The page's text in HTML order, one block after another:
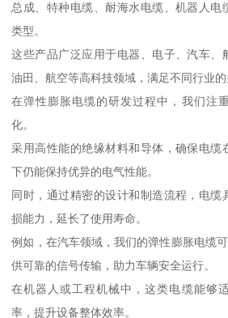
总成、特种电缆、耐海水电缆、机器人电
类型。
这些产品广泛应用于电器、电子、汽车、
油田、航空等高科技领域，满足不同行业的
在弹性膨胀电缆的研发过程中，我们注
化。
采用高性能的绝缘材料和导体，确保电缆
下仍能保持优异的电气性能。
同时，通过精密的设计和制造流程，电缆
损能力，延长了使用寿命。
例如，在汽车领域，我们的弹性膨胀电缆
供可靠的信号传输，助力车辆安全运行。
在机器人或工程机械中，这类电缆能够
率，提升设备整体效率。